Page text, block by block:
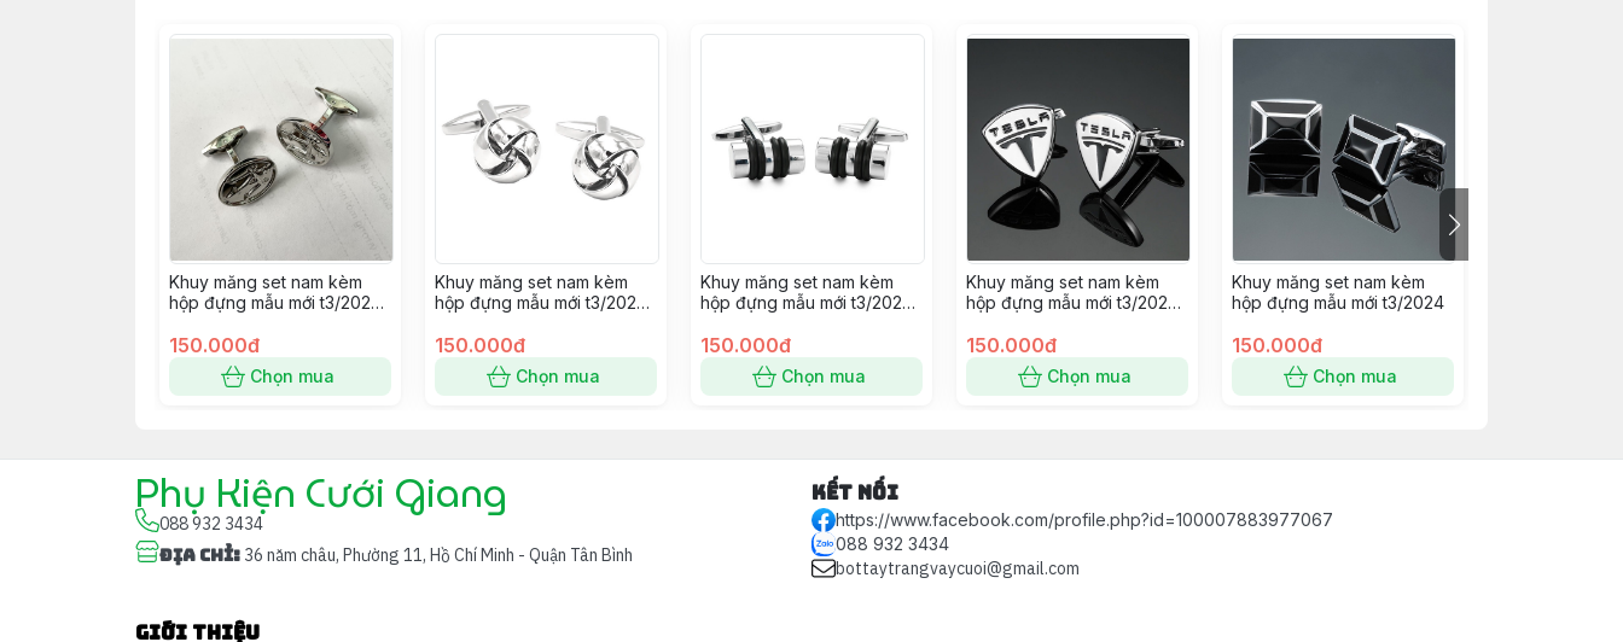
Khuy măng set nam kèm
hộp đựng mẫu mới t3/2024
150.000đ
Chọn mua
Khuy măng set nam kèm
hộp đựng mẫu mới t3/2024
150.000đ
Chọn mua
Khuy măng set nam kèm
hộp đựng mẫu mới t3/2024
150.000đ
Chọn mua
Khuy măng set nam kèm
hộp đựng mẫu mới t3/2024
150.000đ
Chọn mua
Khuy măng set nam kèm
hộp đựng mẫu mới t3/2024
150.000đ
Chọn mua
Phụ Kiện Cưới Giang
088 932 3434
Địa chỉ: 36 năm châu, Phường 11, Hồ Chí Minh - Quận Tân Bình
Kết nối
https://www.facebook.com/profile.php?id=100007883977067
088 932 3434
bottaytrangvaycuoi@gmail.com
Giới thiệu